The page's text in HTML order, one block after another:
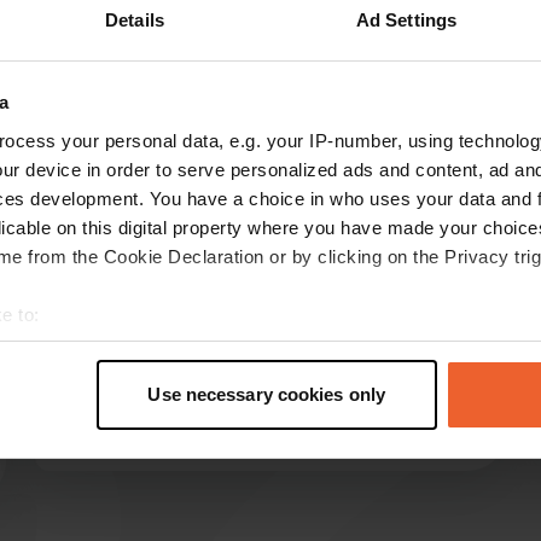
Details Ad Settings
your personal data, e.g. your IP-number, using
device in order to serve personalized ads and content, ad
development. You have a choice in who uses your data and
on this digital property where you have made your
from the Cookie Declaration or by clicking on the Privacy
to:
geographical location which can be accurate to within
personal data is processed and set your preferences in the
content and ads, to provide social media features and to
Use necessary cookies only
avis
B B.R.H.-Koomans
oct. 2025
€ et électricité 6 €. Soit 28 € pour une nuit.
toilette. Déconseillé !
Traduit par GoogleAfficher l'original